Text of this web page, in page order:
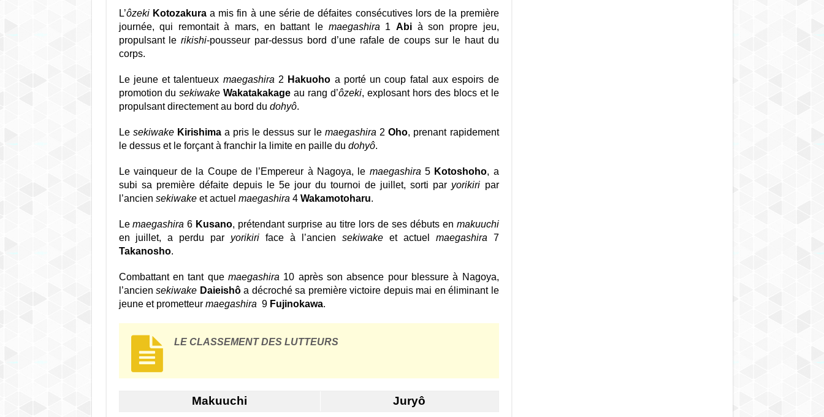
L’ôzeki Kotozakuraa mis fin à une série de défaites consécutives lors de la première
journée, qui remontait à mars, en battant le maegashira 1 Abià son propre jeu,
propulsant lerikishi-pousseur par-dessus bord d’une rafale de coups sur le haut du
corps.
Le jeune et talentueux maegashira 2 Hakuoho a porté un coup fatal aux espoirs de
promotion dusekiwake Wakatakakage au rang d’ôzeki, explosant hors des blocs et le
propulsant directement au bord du dohyô.
Le sekiwake Kirishimaa pris le dessus sur lemaegashira 2Oho, prenant rapidement
le dessus et le forçant à franchir la limite en paille du dohyô.
Le vainqueur de la Coupe de l’Empereur à Nagoya, le maegashira 5 Kotoshoho, a
subi sa première défaite depuis le 5e jour du tournoi de juillet, sorti par yorikiri par
l’ancien sekiwakeet actuel maegashira 4 Wakamotoharu.
Lemaegashira 6 Kusano, prétendant surprise au titre lors de ses débuts en makuuchi
en juillet, a perdu par yorikiri face à l’ancien sekiwakeet actuel maegashira 7
Takanosho.
Combattant en tant que maegashira 10 après son absence pour blessure à Nagoya,
l’ancien sekiwake Daieishôa décroché sa première victoire depuis mai en éliminant le
jeune et prometteur maegashira 9 Fujinokawa.
LE CLASSEMENT DES LUTTEURS
Makuuchi Juryô